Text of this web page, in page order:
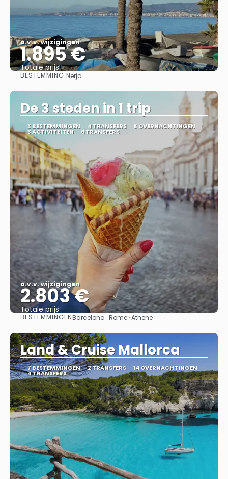
o.v.v. wijzigingen
1.895 €
Totale prijs
BESTEMMING:Nerja
De 3 steden in 1 trip
3 BESTEMMINGEN 4 TRANSFERS 8 OVERNACHTINGEN
3 ACTIVITEITEN 6 TRANSFERS
o.v.v. wijzigingen
2.803 €
Totale prijs
Bekijk
BESTEMMINGENBarcelona · Rome · Athene
Land & Cruise Mallorca
7 BESTEMMINGEN 2 TRANSFERS 14 OVERNACHTINGEN
4 TRANSFERS